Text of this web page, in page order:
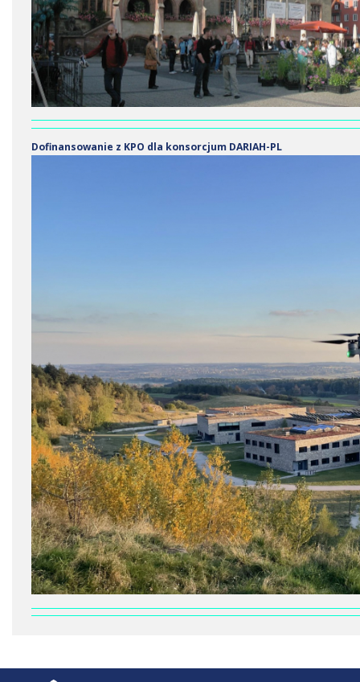
Dofinansowanie z KPO dla konsorcjum DARIAH-PL